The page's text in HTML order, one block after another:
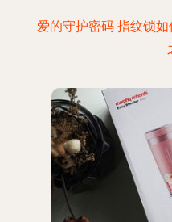
爱的守护密码 指纹锁